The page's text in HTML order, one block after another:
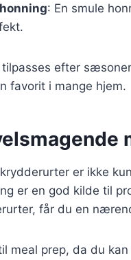
: En smule
tilpasses efter
favorit i mange hjem.
er ikke
er en god kilde til
får du en
meal prep, da du